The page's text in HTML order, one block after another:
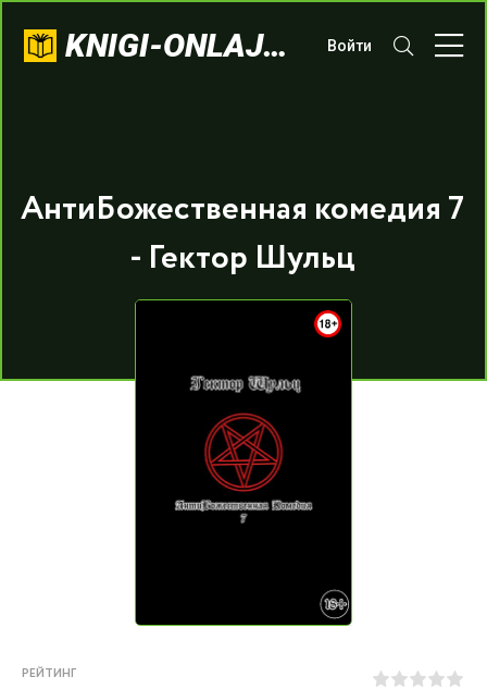
KNIGI-ONLAJN.COM Войти
АнтиБожественная комедия 7
- Гектор Шульц
РЕЙТИНГ